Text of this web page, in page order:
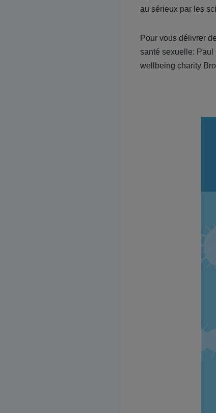
au sérieux par les
Pour vous délivrer
santé sexuelle:
wellbeing charity